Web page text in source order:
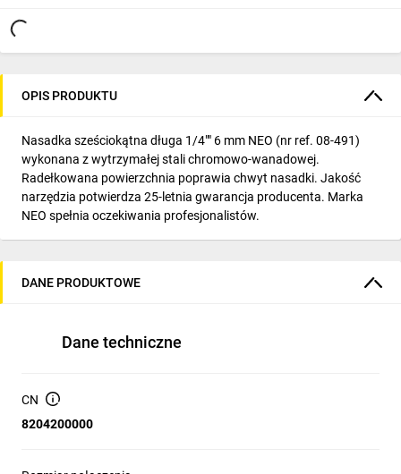
OPIS PRODUKTU
Nasadka sześciokątna długa 1/4"" 6 mm NEO (nr ref. 08-491)
wykonana z wytrzymałej stali chromowo-wanadowej.
Radełkowana powierzchnia poprawia chwyt nasadki. Jakość
narzędzia potwierdza 25-letnia gwarancja producenta. Marka
NEO spełnia oczekiwania profesjonalistów.
DANE PRODUKTOWE
Dane techniczne
CN
8204200000